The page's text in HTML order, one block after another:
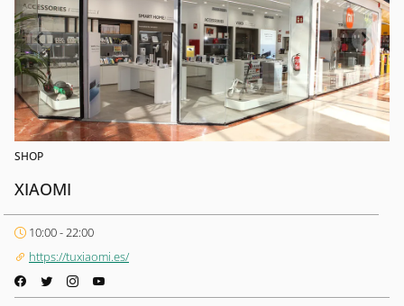
SHOP
XIAOMI
10:00 - 22:00
https://tuxiaomi.es/